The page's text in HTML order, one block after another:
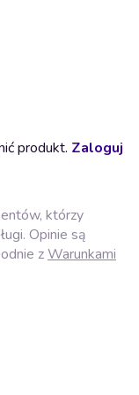
produkt. Zaloguj
którzy
Opinie są
zWarunkami